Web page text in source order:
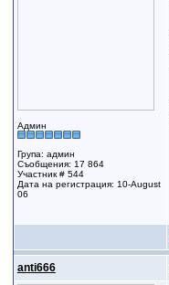
Админ
Група: админ
Съобщения: 17 864
Участник # 544
Дата на регистрация: 10-August
06
anti666